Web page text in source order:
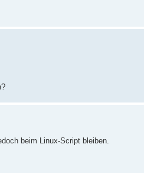
beim Linux-Script bleiben.